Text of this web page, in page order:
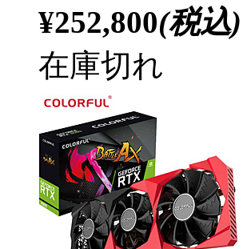
¥252,800(税込)
在庫切れ